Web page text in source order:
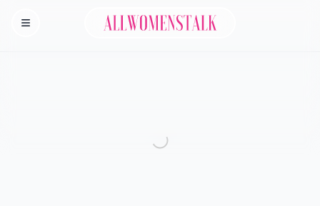
Homepage
Allwomenstalk